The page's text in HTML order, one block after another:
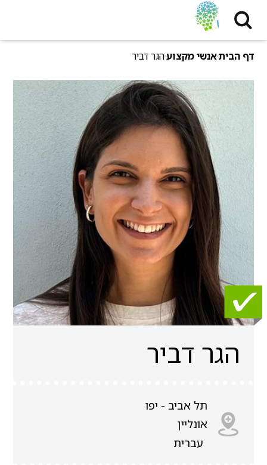
דף הביתאנשי מקצועהגר דביר
הגר דביר
תל אביב - יפו
אונליין
עברית